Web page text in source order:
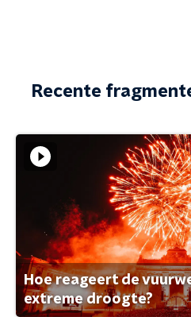
Recente
Hoe reageert de
extreme droogte?